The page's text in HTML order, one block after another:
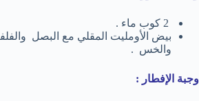
بيض الأومليت المقلي مع البصل
والخس .
وجبة الإفطار :